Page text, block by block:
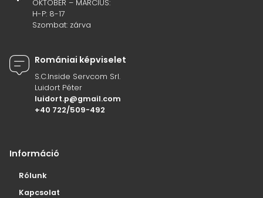
OKTÓBER – MÁRCIUS:
H-P: 8-17
Szombat: zárva
Romániai képviselet
S.C.Inside Servcom Srl.
Luidort Péter
luidort.p@gmail.com
+40 722/509-492
Információ
Rólunk
Kapcsolat